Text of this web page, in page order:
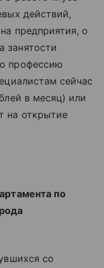
действий,
предприятия, о
занятости
профессию
сейчас
в месяц) или
на открытие
по
со